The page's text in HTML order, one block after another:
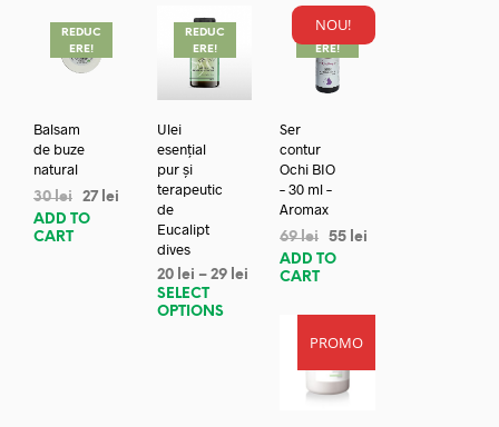
REDUC
ERE!
Balsam
de buze
natural
30lei 27 lei
ADD TO
CART
REDUC
ERE!
Ulei
esențial
pur și
terapeutic
de
Eucalipt
dives
20 lei – 29 lei
SELECT
OPTIONS
NOU!
REDUC
ERE!
Ser
contur
Ochi BIO
– 30 ml –
Aromax
69lei 55 lei
ADD TO
CART
PROMO